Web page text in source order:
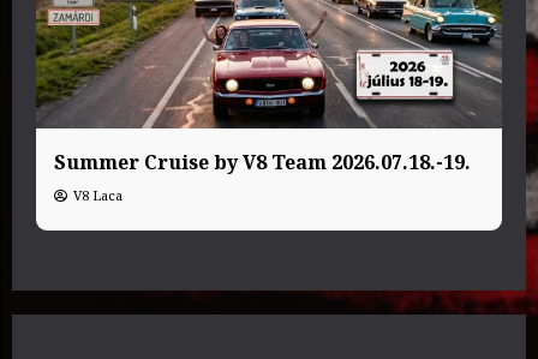
Summer Cruise by V8 Team 2026.07.18.-19.
V8 Laca